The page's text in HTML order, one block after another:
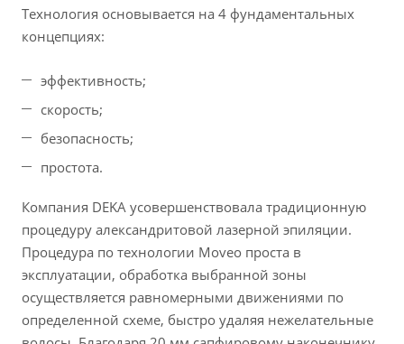
Технология основывается на 4 фундаментальных
концепциях:
эффективность;
скорость;
безопасность;
простота.
Компания DEKA усовершенствовала традиционную
процедуру александритовой лазерной эпиляции.
Процедура по технологии Moveo проста в
эксплуатации, обработка выбранной зоны
осуществляется равномерными движениями по
определенной схеме, быстро удаляя нежелательные